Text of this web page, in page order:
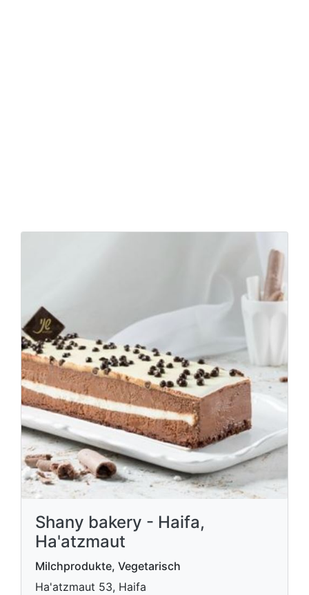
Shany bakery - Haifa,
Ha'atzmaut
Milchprodukte, Vegetarisch
Ha'atzmaut 53, Haifa